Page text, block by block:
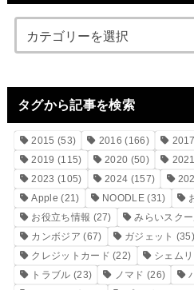
タグから記事を検索
2015 (53) 2016 (166) 2017
2019 (115) 2020 (50) 2021
2023 (105) 2024 (157)
Apple (21) NOODLE(31)
お役立ち情報 (27) みらいスク
カンボジア (67) ガジェット (35)
クレジットカード (22) シェム
トラブル (23) ノマド (26)